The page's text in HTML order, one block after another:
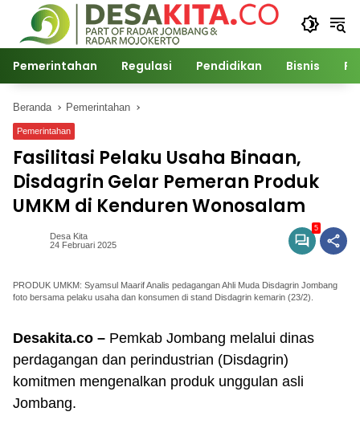
Langsung
konten
Pemerintahan Regulasi Pendidikan Bisnis
Beranda Pemerintahan
Pemerintahan
Fasilitasi Pelaku Usaha Binaan,
Disdagrin Gelar Pemeran Produk
UMKM di Kenduren Wonosalam
Desa Kita
24 Februari 2025
5
PRODUK UMKM: Syamsul Maarif Analis pedagangan Ahli Muda Disdagrin Jombang
foto bersama pelaku usaha dan konsumen di stand Disdagrin kemarin (23/2).
Desakita.co – Pemkab Jombang melalui dinas
perdagangan dan perindustrian (Disdagrin)
komitmen mengenalkan produk unggulan asli
Jombang.